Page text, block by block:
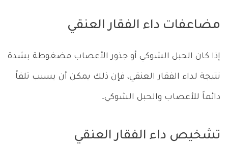
مضاعفات داء الفقار العنقي
إذا كان الحبل الشوكي أو جذور الأعصاب مضغوطة بشدة
نتيجة لداء الفقار العنقي، فإن ذلك يمكن أن يسبب تلفاً
دائماً للأعصاب والحبل الشوكي.
تشخيص داء الفقار العنقي